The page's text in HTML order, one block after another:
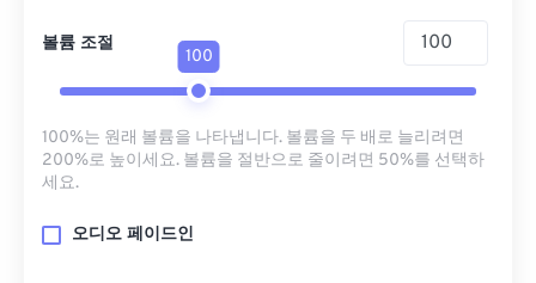
볼륨 조절
100
100%는 원래 볼륨을 나타냅니다. 볼륨을 두 배로 늘리려면
200%로 높이세요. 볼륨을 절반으로 줄이려면 50%를 선택하
세요.
오디오 페이드인